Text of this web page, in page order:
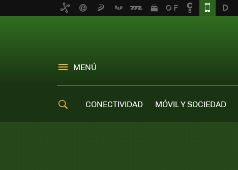
MENÚ
CONECTIVIDAD MÓVIL Y SOCIEDAD